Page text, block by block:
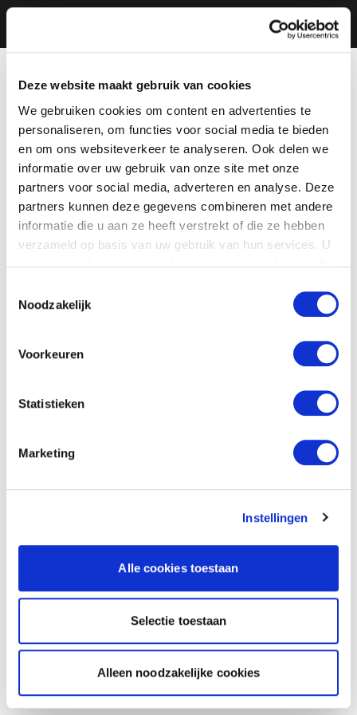
Deze website maakt gebruik van cookies
We gebruiken cookies om content en advertenties te
personaliseren, om functies voor social media te bieden
en om ons websiteverkeer te analyseren. Ook delen we
informatie over uw gebruik van onze site met onze
partners voor social media, adverteren en analyse. Deze
partners kunnen deze gegevens combineren met andere
informatie die u aan ze heeft verstrekt of die ze hebben
verzameld op basis van uw gebruik van hun services. U
Noodzakelijk
Voorkeuren
Statistieken
Marketing
Instellingen
Alle cookies toestaan
Selectie toestaan
Alleen noodzakelijke cookies